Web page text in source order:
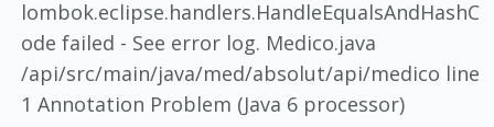
lombok.eclipse.handlers.HandleEqualsAndHashC
ode failed - See error log. Medico.java
/api/src/main/java/med/absolut/api/medico line
1 Annotation Problem (Java 6 processor)